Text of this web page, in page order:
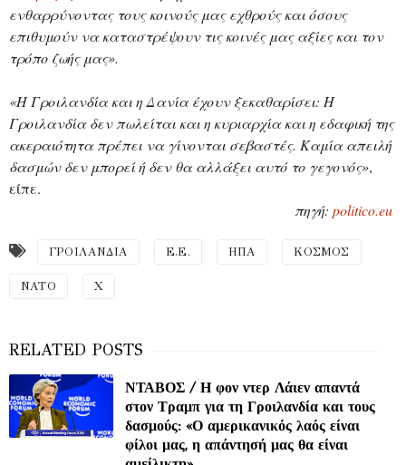
ενθαρρύνοντας τους κοινούς μας εχθρούς και όσους
επιθυμούν να καταστρέψουν τις κοινές μας αξίες και τον
τρόπο ζωής μας».
«Η Γροιλανδία και η Δανία έχουν ξεκαθαρίσει: Η
Γροιλανδία δεν πωλείται και η κυριαρχία και η εδαφική της
ακεραιότητα πρέπει να γίνονται σεβαστές. Καμία απειλή
δασμών δεν μπορεί ή δεν θα αλλάξει αυτό το γεγονός»,
είπε.
πηγή: politico.eu
ΓΡΟΙΛΑΝΔΙΑ Ε.Ε. ΗΠΑ ΚΟΣΜΟΣ
ΝΑΤΟ Χ
ΝΤΑΒΟΣ / Η φον ντερ Λάιεν απαντά
στον Τραμπ για τη Γροιλανδία και τους
δασμούς: «Ο αμερικανικός λαός είναι
φίλοι μας, η απάντησή μας θα είναι